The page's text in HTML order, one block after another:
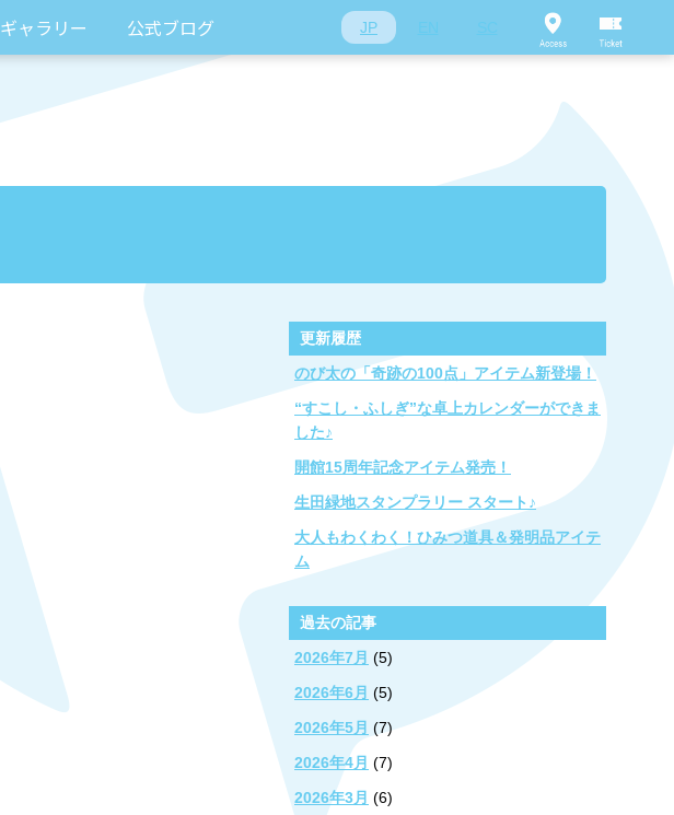
ギャラリー 公式ブログ JP
更新履歴
のび太の「奇跡の100点」アイテム新登場！
“すこし・ふしぎ”な卓上カレンダーができま
した♪
開館15周年記念アイテム発売！
生田緑地スタンプラリー スタート♪
大人もわくわく！ひみつ道具＆発明品アイテ
ム
過去の記事
2026年7月 (5)
2026年6月 (5)
2026年5月 (7)
2026年4月 (7)
2026年3月 (6)